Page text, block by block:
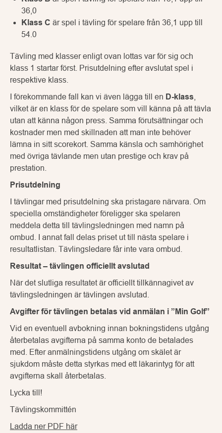
36,0
Klass C är spel i tävling för spelare från 36,1 upp till
54.0
Tävling med klasser enligt ovan lottas var för sig och
klass 1 startar först. Prisutdelning efter avslutat spel i
respektive klass.
I förekommande fall kan vi även lägga till en D-klass
vilket är en klass för de spelare som vill känna på att tävla
utan att känna någon press. Samma förutsättningar och
kostnader men med skillnaden att man inte behöver
lämna in sitt scorekort. Samma känsla och samhörighet
med övriga tävlande men utan prestige och krav på
prestation.
Prisutdelning
I tävlingar med prisutdelning ska pristagare närvara. Om
speciella omständigheter föreligger ska spelaren
meddela detta till tävlingsledningen med namn på
ombud. I annat fall delas priset ut till nästa spelare i
resultatlistan. Tävlingsledare får inte vara ombud.
Resultat – tävlingen officiellt avslutad
När det slutliga resultatet är officiellt tillkännagivet av
tävlingsledningen är tävlingen avslutad.
Avgifter för tävlingen betalas vid anmälan i ”Min Golf”
Vid en eventuell avbokning innan bokningstidens utgång
återbetalas avgifterna på samma konto de betalades
med. Efter anmälningstidens utgång om skälet är
sjukdom måste detta styrkas med ett läkarintyg för att
avgifterna skall återbetalas.
Lycka till!
Tävlingskommittén
Ladda ner PDF här